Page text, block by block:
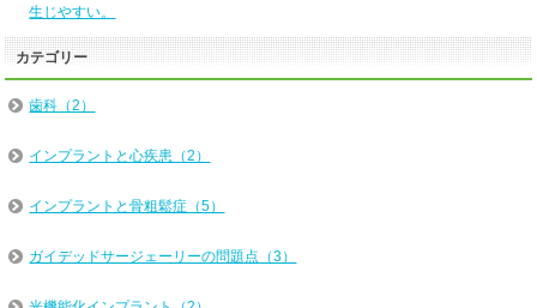
生じやすい。
カテゴリー
歯科（2）
インプラントと心疾患（2）
インプラントと骨粗鬆症（5）
ガイデッドサージェーリーの問題点（3）